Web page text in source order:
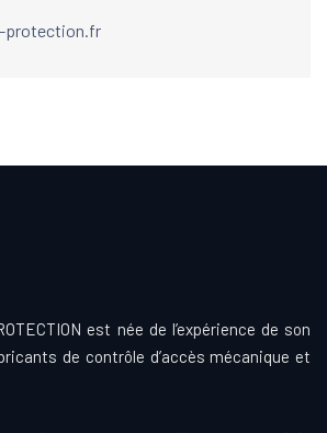
protection.fr
est née de l’expérience de son
de contrôle d’accès mécanique et